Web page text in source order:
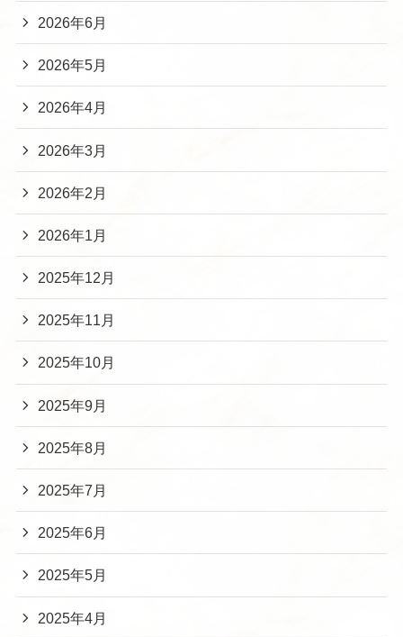
2026年6月
2026年5月
2026年4月
2026年3月
2026年2月
2026年1月
2025年12月
2025年11月
2025年10月
2025年9月
2025年8月
2025年7月
2025年6月
2025年5月
2025年4月